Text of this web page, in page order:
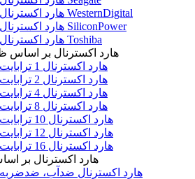
هارد اکسترنال WesternDigital
هارد اکسترنال SiliconPower
هارد اکسترنال Toshiba
هارد اکسترنال بر اساس
هارد اکسترنال 1 ترابایت
هارد اکسترنال 2 ترابایت
هارد اکسترنال 4 ترابایت
هارد اکسترنال 8 ترابایت
هارد اکسترنال 10 ترابایت
هارد اکسترنال 12 ترابایت
هارد اکسترنال 16 ترابایت
هارد اکسترنال بر
هارد اکسترنال ضدآب، ضدضربه